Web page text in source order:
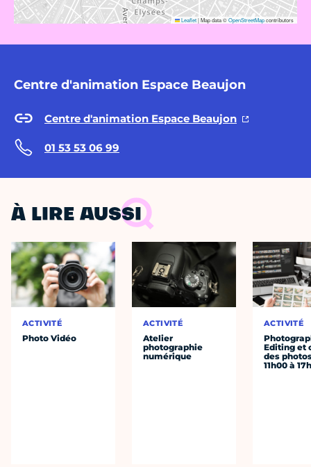
Leaflet|Map data ©OpenStreetMapcontributors
Centre d'animation Espace Beaujon
Centre d'animation Espace Beaujon
01 53 53 06 99
À LIRE AUSSI
ACTIVITÉ
Photo Vidéo
ACTIVITÉ
Atelier
photographie
numérique
ACTIVITÉ
Editing et
des
11h00 à